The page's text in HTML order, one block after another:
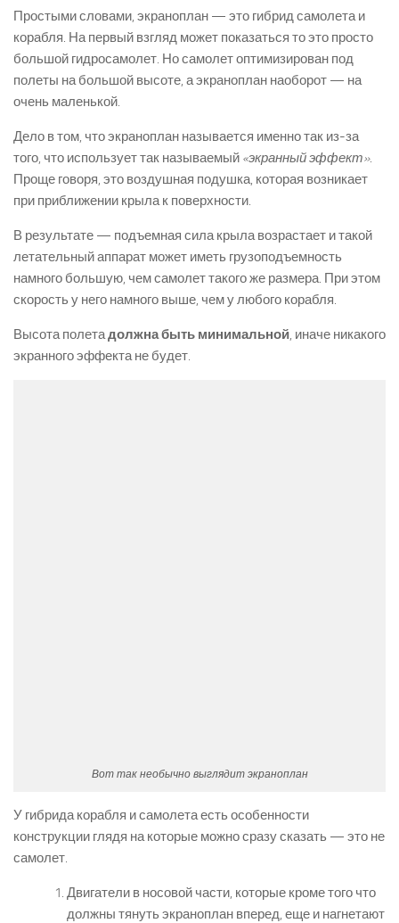
Простыми словами, экраноплан — это гибрид самолета и
корабля. На первый взгляд может показаться то это просто
большой гидросамолет. Но самолет оптимизирован под
полеты на большой высоте, а экраноплан наоборот — на
очень маленькой.
Дело в том, что экраноплан называется именно так из-за
того, что использует так называемый «экранный эффект».
Проще говоря, это воздушная подушка, которая возникает
при приближении крыла к поверхности.
В результате — подъемная сила крыла возрастает и такой
летательный аппарат может иметь грузоподъемность
намного большую, чем самолет такого же размера. При этом
скорость у него намного выше, чем у любого корабля.
Высота полетадолжна быть минимальной, иначе никакого
экранного эффекта не будет.
Вот так необычно выглядит экраноплан
У гибрида корабля и самолета есть особенности
конструкции глядя на которые можно сразу сказать — это не
самолет.
Двигатели в носовой части, которые кроме того что
должны тянуть экраноплан вперед, еще и нагнетают